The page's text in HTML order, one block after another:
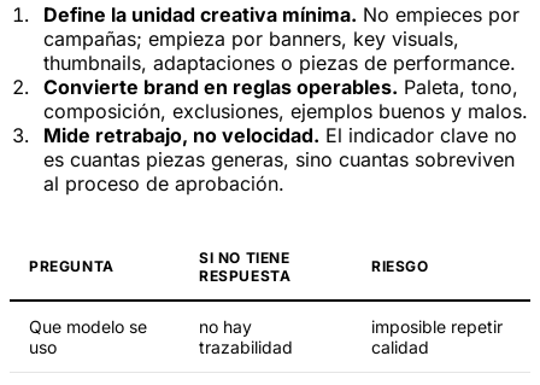
Define la unidad creativa mínima. No empieces por
campañas; empieza por banners, key visuals,
thumbnails, adaptaciones o piezas de performance.
Convierte brand en reglas operables. Paleta, tono,
composición, exclusiones, ejemplos buenos y malos.
Mide retrabajo, no velocidad. El indicador clave no
es cuantas piezas generas, sino cuantas sobreviven
al proceso de aprobación.
PREGUNTA
SI NO TIENE
RESPUESTA
RIESGO
Que modelo se
uso
no hay
trazabilidad
imposible repetir
calidad